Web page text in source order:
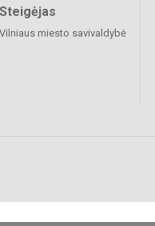
Steigėjas
Vilniaus miesto savivaldybė